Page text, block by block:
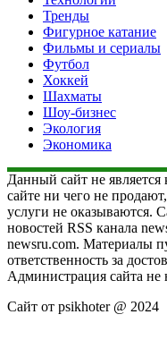
Тренды
Фигурное катание
Фильмы и сериалы
Футбол
Хоккей
Шахматы
Шоу-бизнес
Экология
Экономика
Данный сайт не
сайте ни чего не
услуги не оказываются.
новостей RSS канала
newsru.com. Материалы
ответственность за
Администрация сайта не
Сайт от psikhoter @ 2024